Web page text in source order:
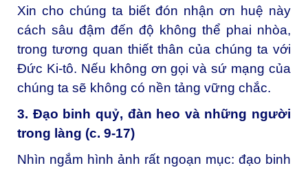
Xin cho chúng ta biết đón nhận ơn huệ này
cách sâu đậm đến độ không thể phai nhòa,
trong tương quan thiết thân của chúng ta với
Đức Ki-tô. Nếu không ơn gọi và sứ mạng của
chúng ta sẽ không có nền tảng vững chắc.
3. Đạo binh quỷ, đàn heo và những người
trong làng (c. 9-17)
Nhìn ngắm hình ảnh rất ngoạn mục: đạo binh